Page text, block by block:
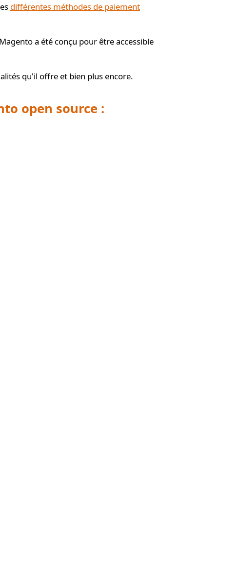
différentes méthodes de paiement
a été conçu pour être accessible
qu'il offre et bien plus encore.
open source :